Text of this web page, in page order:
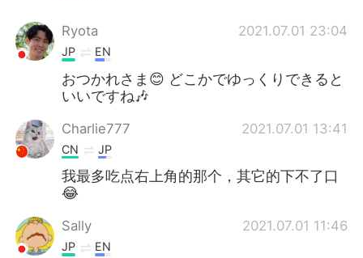
Ryota 2021.07.01 23:04
JP EN
おつかれさま😊 どこかでゆっくりできると
いいですね🎶
Charlie777 2021.07.01 13:41
CN JP
我最多吃点右上角的那个，其它的下不了口
😂
Sally 2021.07.01 11:46
JP EN